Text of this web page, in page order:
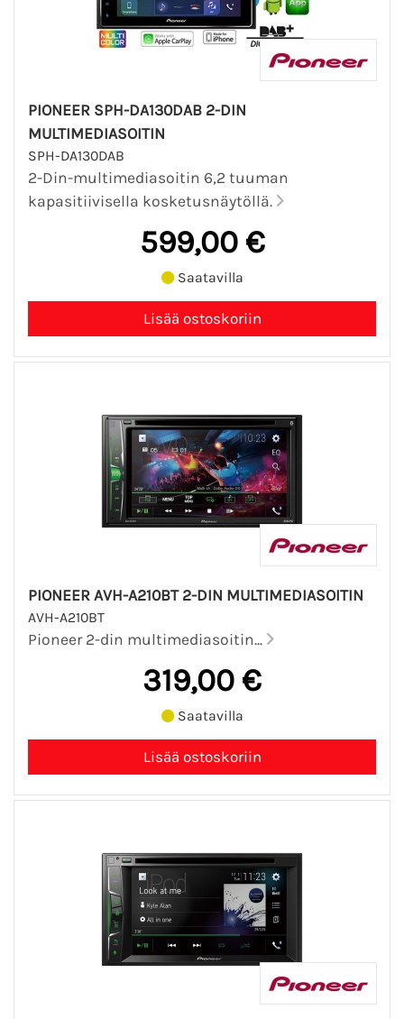
PIONEER SPH-DA130DAB 2-DIN
MULTIMEDIASOITIN
SPH-DA130DAB
2-Din-multimediasoitin 6,2 tuuman
kapasitiivisella kosketusnäytöllä.
599,00 €
Saatavilla
PIONEER AVH-A210BT 2-DIN MULTIMEDIASOITIN
AVH-A210BT
Pioneer 2-din multimediasoitin...
319,00 €
Saatavilla